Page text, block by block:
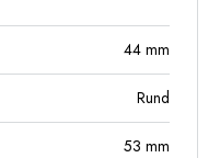
44 mm
Rund
53 mm